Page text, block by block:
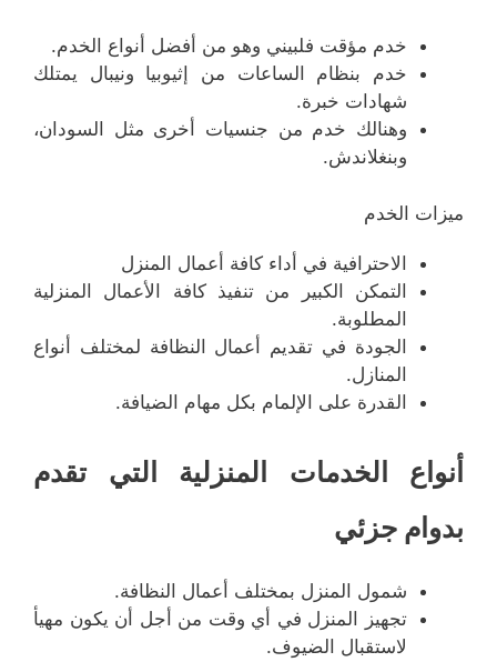
خدم مؤقت فلبيني وهو من أفضل أنواع الخدم.
خدم بنظام الساعات من إثيوبيا ونيبال يمتلك
شهادات خبرة.
وهنالك خدم من جنسيات أخرى مثل السودان،
وبنغلاندش.
ميزات الخدم
الاحترافية في أداء كافة أعمال المنزل
التمكن الكبير من تنفيذ كافة الأعمال المنزلية
المطلوبة.
الجودة في تقديم أعمال النظافة لمختلف أنواع
المنازل.
القدرة على الإلمام بكل مهام الضيافة.
أنواع الخدمات المنزلية التي تقدم
بدوام جزئي
شمول المنزل بمختلف أعمال النظافة.
تجهيز المنزل في أي وقت من أجل أن يكون مهيأ
لاستقبال الضيوف.